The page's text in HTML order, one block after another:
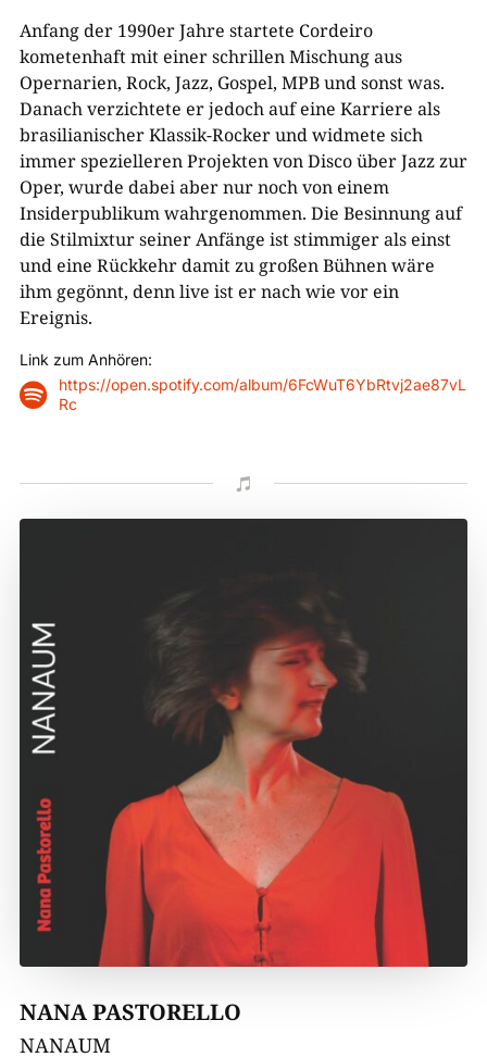
Anfang der 1990er Jahre startete Cordeiro
kometenhaft mit einer schrillen Mischung aus
Opernarien, Rock, Jazz, Gospel, MPB und sonst was.
Danach verzichtete er jedoch auf eine Karriere als
brasilianischer Klassik-Rocker und widmete sich
immer spezielleren Projekten von Disco über Jazz zur
Oper, wurde dabei aber nur noch von einem
Insiderpublikum wahrgenommen. Die Besinnung auf
die Stilmixtur seiner Anfänge ist stimmiger als einst
und eine Rückkehr damit zu großen Bühnen wäre
ihm gegönnt, denn live ist er nach wie vor ein
Ereignis.
Link zum Anhören:

https://open.spotify.com/album/6FcWuT6YbRtvj2ae87vL
Rc

NANA PASTORELLO
NANAUM